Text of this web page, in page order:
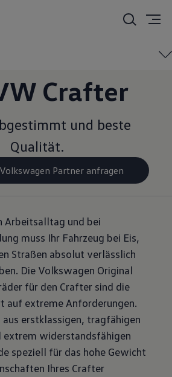
für
Crafter
und beste
Qualität.
Partner anfragen
Arbeitsalltag und bei
muss Ihr Fahrzeug bei Eis,
Straßen absolut verlässlich
Die Volkswagen Original
für den Crafter sind die
auf extreme Anforderungen.
erstklassigen, tragfähigen
extrem widerstandsfähigen
speziell für das hohe Gewicht
Ihres Crafter